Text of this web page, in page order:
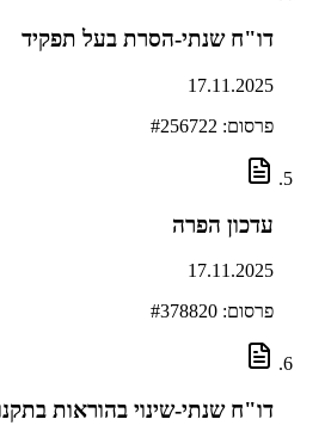
דו"ח שנתי-הסרת בעל תפקיד
17.11.2025
פרסום: # 256722
עדכון הפרה
17.11.2025
פרסום: # 378820
דו"ח שנתי-שינוי בהוראות